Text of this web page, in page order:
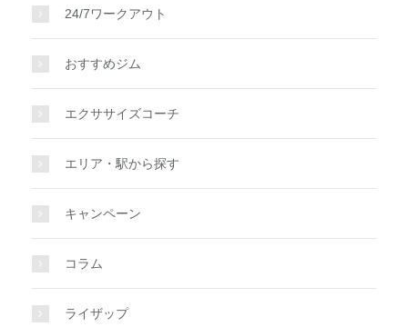
24/7ワークアウト
おすすめジム
エクササイズコーチ
エリア・駅から探す
キャンペーン
コラム
ライザップ